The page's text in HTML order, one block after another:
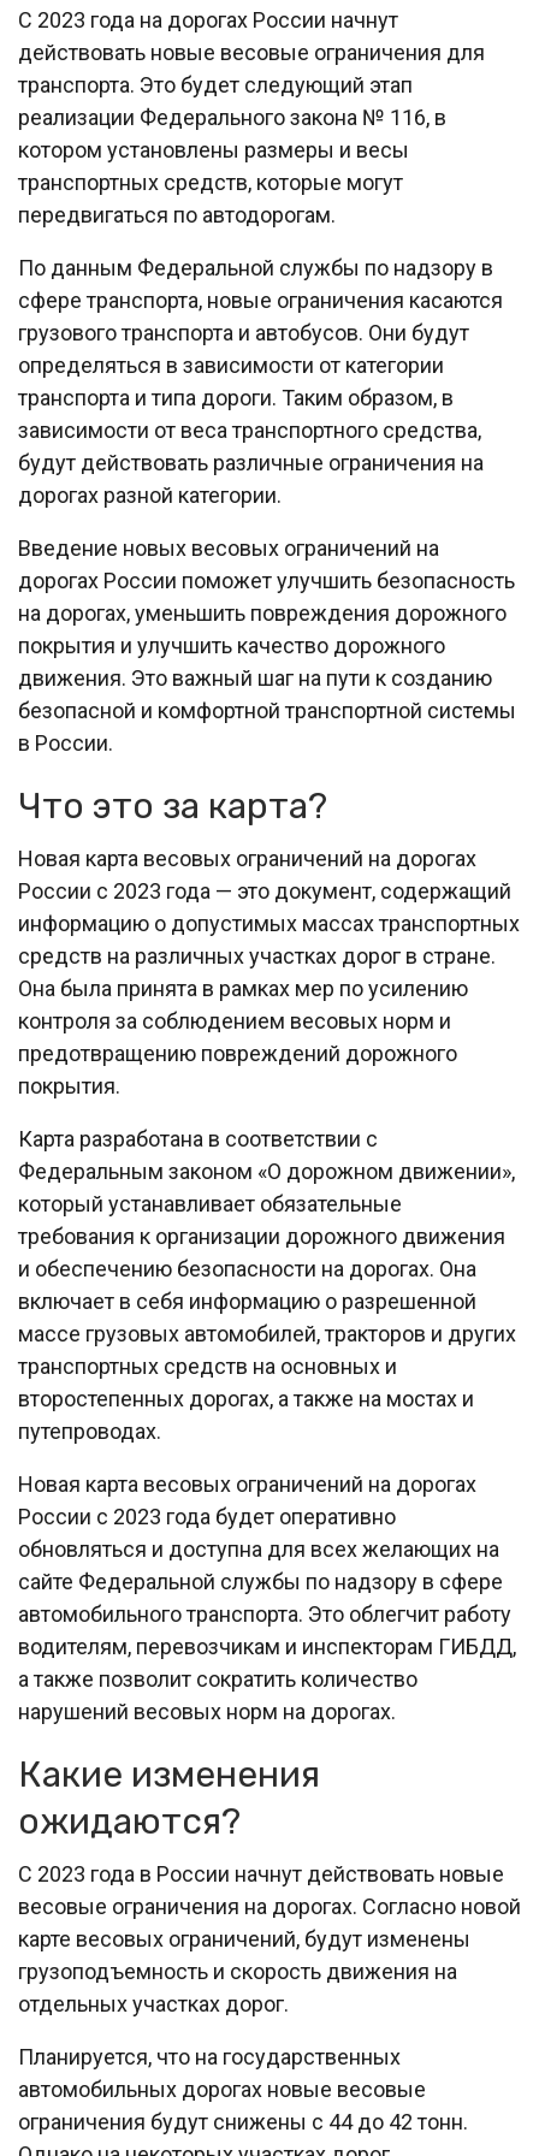
С 2023 года на дорогах России начнут
действовать новые весовые ограничения для
транспорта. Это будет следующий этап
реализации Федерального закона № 116, в
котором установлены размеры и весы
транспортных средств, которые могут
передвигаться по автодорогам.
По данным Федеральной службы по надзору в
сфере транспорта, новые ограничения касаются
грузового транспорта и автобусов. Они будут
определяться в зависимости от категории
транспорта и типа дороги. Таким образом, в
зависимости от веса транспортного средства,
будут действовать различные ограничения на
дорогах разной категории.
Введение новых весовых ограничений на
дорогах России поможет улучшить безопасность
на дорогах, уменьшить повреждения дорожного
покрытия и улучшить качество дорожного
движения. Это важный шаг на пути к созданию
безопасной и комфортной транспортной системы
в России.
Что это за карта?
Новая карта весовых ограничений на дорогах
России с 2023 года — это документ, содержащий
информацию о допустимых массах транспортных
средств на различных участках дорог в стране.
Она была принята в рамках мер по усилению
контроля за соблюдением весовых норм и
предотвращению повреждений дорожного
покрытия.
Карта разработана в соответствии с
Федеральным законом «О дорожном движении»,
который устанавливает обязательные
требования к организации дорожного движения
и обеспечению безопасности на дорогах. Она
включает в себя информацию о разрешенной
массе грузовых автомобилей, тракторов и других
транспортных средств на основных и
второстепенных дорогах, а также на мостах и
путепроводах.
Новая карта весовых ограничений на дорогах
России с 2023 года будет оперативно
обновляться и доступна для всех желающих на
сайте Федеральной службы по надзору в сфере
автомобильного транспорта. Это облегчит работу
водителям, перевозчикам и инспекторам ГИБДД,
а также позволит сократить количество
нарушений весовых норм на дорогах.
Какие изменения
ожидаются?
С 2023 года в России начнут действовать новые
весовые ограничения на дорогах. Согласно новой
карте весовых ограничений, будут изменены
грузоподъемность и скорость движения на
отдельных участках дорог.
Планируется, что на государственных
автомобильных дорогах новые весовые
ограничения будут снижены с 44 до 42 тонн.